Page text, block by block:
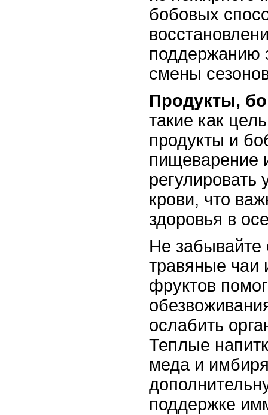
бобовых
поддержанию
смены
Продукты,
такие как
продукты и
пищеварение
регулировать
крови, что
здоровья в
Не
травяные чаи
фруктов
ослабить
Теплые
меда и
поддержке